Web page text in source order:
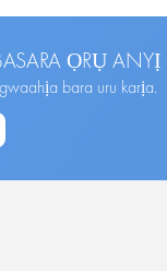
ỌRỤ ANYỊ
bara uru karịa.